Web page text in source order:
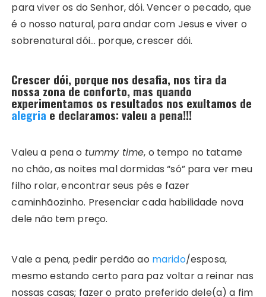
para viver os do Senhor, dói. Vencer o pecado, que
é o nosso natural, para andar com Jesus e viver o
sobrenatural dói… porque, crescer dói.
Crescer dói, porque nos desafia, nos tira da
nossa zona de conforto, mas quando
experimentamos os resultados nos exultamos de
alegria e declaramos: valeu a pena!!!
Valeu a pena o tummy time, o tempo no tatame
no chão, as noites mal dormidas “só” para ver meu
filho rolar, encontrar seus pés e fazer
caminhãozinho. Presenciar cada habilidade nova
dele não tem preço.
Vale a pena, pedir perdão ao marido/esposa,
mesmo estando certo para paz voltar a reinar nas
nossas casas; fazer o prato preferido dele(a) a fim